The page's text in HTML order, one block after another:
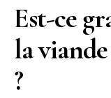
Est-ce
la
?